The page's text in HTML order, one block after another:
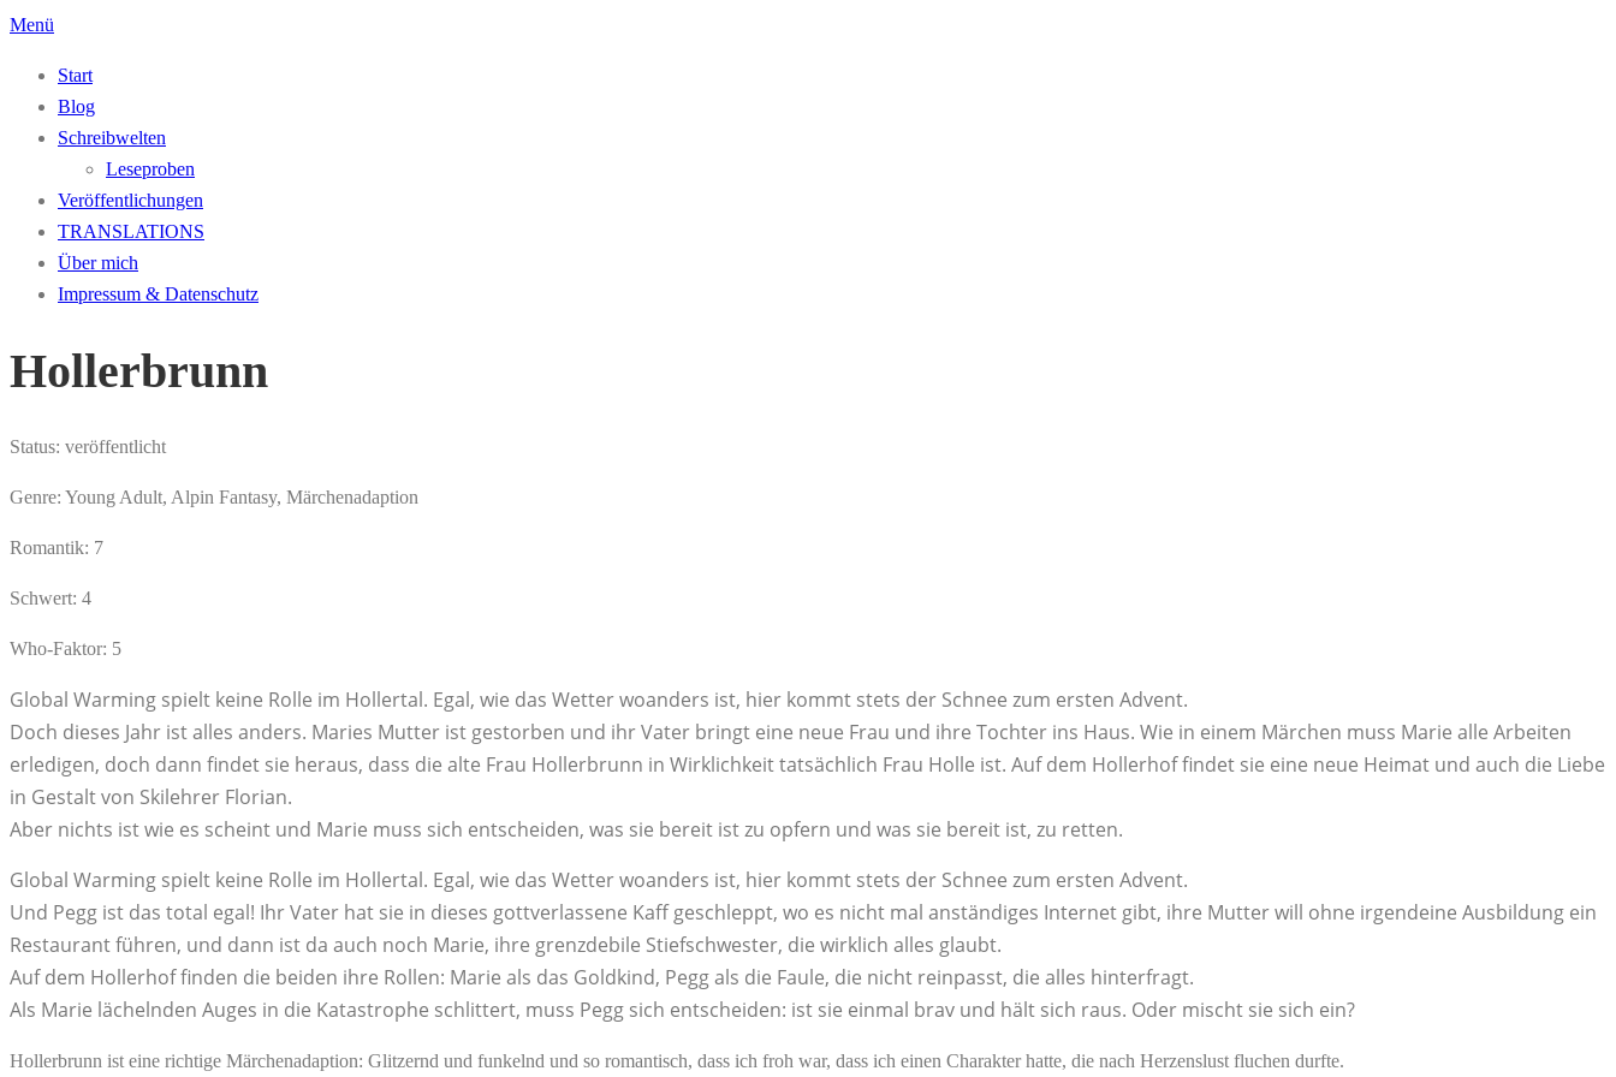
Zum
springen
Menü
Start
Blog
Schreibwelten
Leseproben
Veröffentlichungen
TRANSLATIONS
Über mich
Impressum & Datenschutz
Hollerbrunn
Status: veröffentlicht
Genre: Young Adult, Alpin Fantasy, Märchenadaption
Romantik: 7
Schwert: 4
Who-Faktor: 5
Global Warming spielt keine Rolle im Hollertal. Egal, wie das Wetter woanders ist, hier kommt stets der Schnee zum ersten Advent.
Doch dieses Jahr ist alles anders. Maries Mutter ist gestorben und ihr Vater bringt eine neue Frau und ihre Tochter ins Haus. Wie in einem Märchen muss Marie alle Arbeiten
erledigen, doch dann findet sie heraus, dass die alte Frau Hollerbrunn in Wirklichkeit tatsächlich Frau Holle ist. Auf dem Hollerhof findet sie eine neue Heimat und auch die Liebe
in Gestalt von Skilehrer Florian.
Aber nichts ist wie es scheint und Marie muss sich entscheiden, was sie bereit ist zu opfern und was sie bereit ist, zu retten.
Global Warming spielt keine Rolle im Hollertal. Egal, wie das Wetter woanders ist, hier kommt stets der Schnee zum ersten Advent.
Und Pegg ist das total egal! Ihr Vater hat sie in dieses gottverlassene Kaff geschleppt, wo es nicht mal anständiges Internet gibt, ihre Mutter will ohne irgendeine Ausbildung ein
Restaurant führen, und dann ist da auch noch Marie, ihre grenzdebile Stiefschwester, die wirklich alles glaubt.
Auf dem Hollerhof finden die beiden ihre Rollen: Marie als das Goldkind, Pegg als die Faule, die nicht reinpasst, die alles hinterfragt.
Als Marie lächelnden Auges in die Katastrophe schlittert, muss Pegg sich entscheiden: ist sie einmal brav und hält sich raus. Oder mischt sie sich ein?
Hollerbrunn ist eine richtige Märchenadaption: Glitzernd und funkelnd und so romantisch, dass ich froh war, dass ich einen Charakter hatte, die nach Herzenslust fluchen durfte.